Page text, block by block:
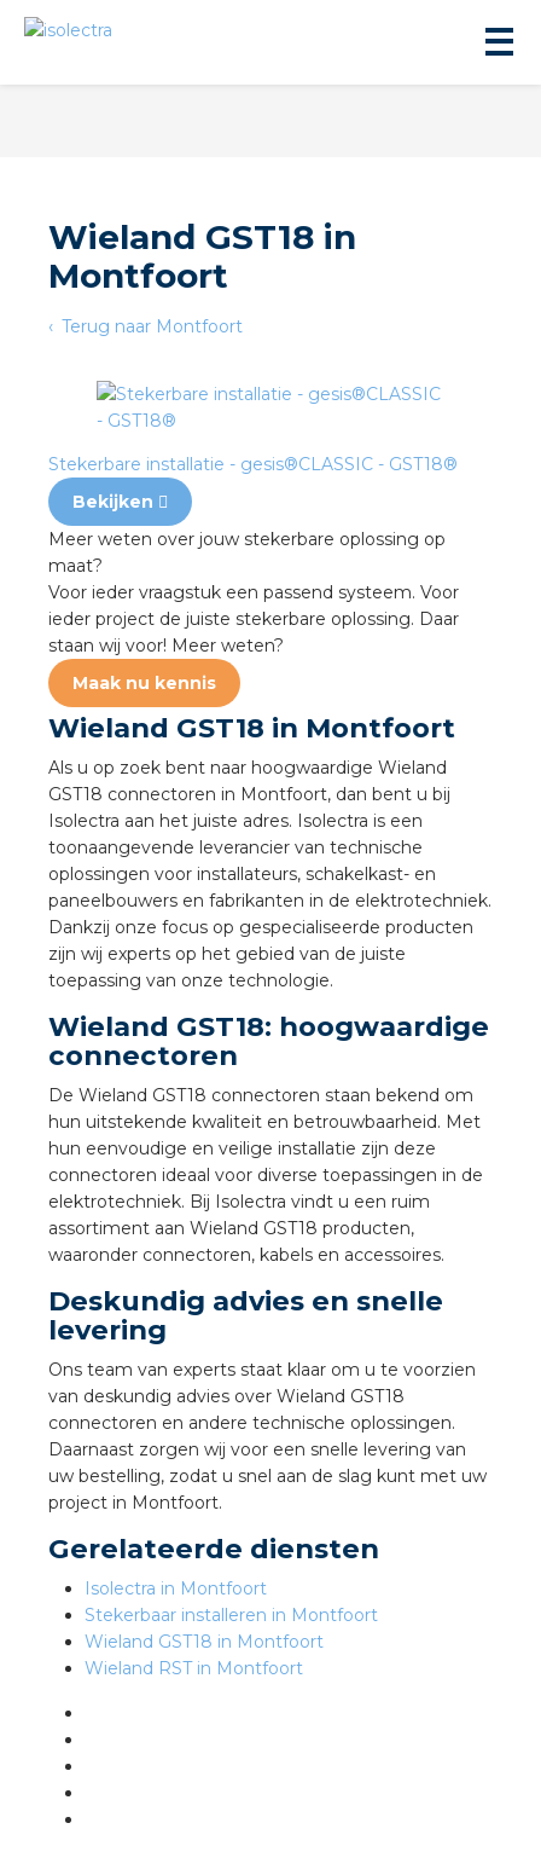
Wieland GST18 in
Montfoort
Terug naar Montfoort
Stekerbare installatie - gesis®CLASSIC - GST18®
Bekijken
Meer weten over jouw stekerbare oplossing op
maat?
Voor ieder vraagstuk een passend systeem. Voor
ieder project de juiste stekerbare oplossing. Daar
staan wij voor! Meer weten?
Maak nu kennis
Wieland GST18 in Montfoort
Als u op zoek bent naar hoogwaardige Wieland
GST18 connectoren in Montfoort, dan bent u bij
Isolectra aan het juiste adres. Isolectra is een
toonaangevende leverancier van technische
oplossingen voor installateurs, schakelkast- en
paneelbouwers en fabrikanten in de elektrotechniek.
Dankzij onze focus op gespecialiseerde producten
zijn wij experts op het gebied van de juiste
toepassing van onze technologie.
Wieland GST18: hoogwaardige
connectoren
De Wieland GST18 connectoren staan bekend om
hun uitstekende kwaliteit en betrouwbaarheid. Met
hun eenvoudige en veilige installatie zijn deze
connectoren ideaal voor diverse toepassingen in de
elektrotechniek. Bij Isolectra vindt u een ruim
assortiment aan Wieland GST18 producten,
waaronder connectoren, kabels en accessoires.
Deskundig advies en snelle
levering
Ons team van experts staat klaar om u te voorzien
van deskundig advies over Wieland GST18
connectoren en andere technische oplossingen.
Daarnaast zorgen wij voor een snelle levering van
uw bestelling, zodat u snel aan de slag kunt met uw
project in Montfoort.
Gerelateerde diensten
Isolectra in Montfoort
Stekerbaar installeren in Montfoort
Wieland GST18 in Montfoort
Wieland RST in Montfoort
installeren
installeren
installeren
installeren in beton
installeren in de tuinbouw
stekerbare vlakkabel
GST®
RST®
Academy